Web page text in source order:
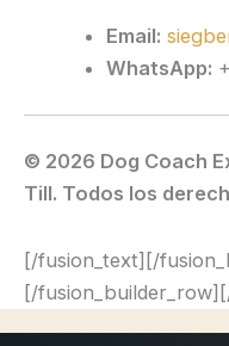
Email:
WhatsApp:
© 2026 Dog Coach
Till. Todos los
[/fusion_text][/
[/